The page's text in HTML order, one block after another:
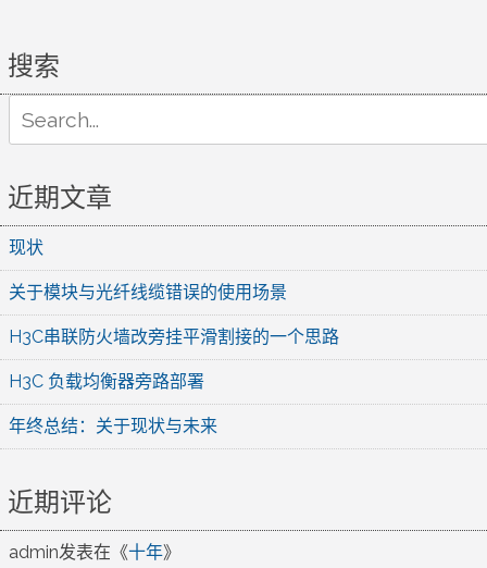
搜索
for:
近期文章
现状
关于模块与光纤线缆错误的使用场景
H3C串联防火墙改旁挂平滑割接的一个思路
H3C 负载均衡器旁路部署
年终总结：关于现状与未来
近期评论
admin发表在《十年》